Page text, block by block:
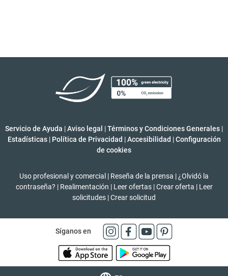
Servicio de Ayuda |Aviso legal |Términos y Condiciones Generales |
Estadísticas | Política de Privacidad | Accesibilidad | Configuración
de cookies
Uso profesional y comercial | Reseña de la prensa | ¿Olvidó la
contraseña? | Realimentación | Leer ofertas | Crear oferta | Leer
solicitudes |Crear solicitud
Síganos en